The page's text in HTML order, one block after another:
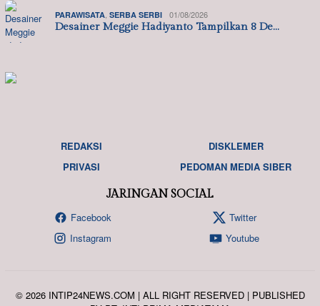
PARAWISATA, SERBA SERBI 01/08/2026
Desainer Meggie Hadiyanto Tampilkan 8 De…
REDAKSI
DISKLEMER
PRIVASI
PEDOMAN MEDIA SIBER
JARINGAN SOCIAL
Facebook
Twitter
Instagram
Youtube
© 2026 INTIP24NEWS.COM | ALL RIGHT RESERVED | PUBLISHED